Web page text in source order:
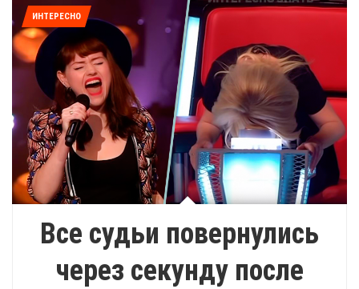
ИНТЕРЕСНО
Все судьи повернулись
через секунду после